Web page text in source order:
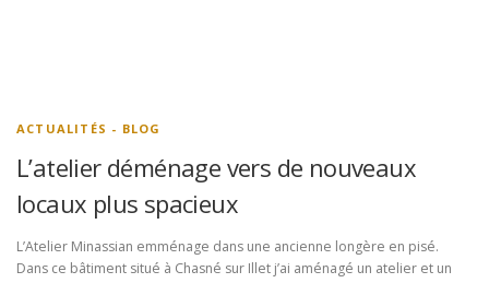
ACTUALITÉS - BLOG
L’atelier déménage vers de nouveaux
locaux plus spacieux
L’Atelier Minassian emménage dans une ancienne longère en pisé.
Dans ce bâtiment situé à Chasné sur Illet j’ai aménagé un atelier et un